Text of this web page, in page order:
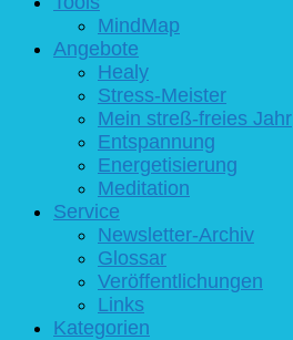
MindMap
Angebote
Healy
Stress-Meister
Mein streß-freies Jahr
Entspannung
Energetisierung
Meditation
Service
Newsletter-Archiv
Glossar
Veröffentlichungen
Links
Kategorien